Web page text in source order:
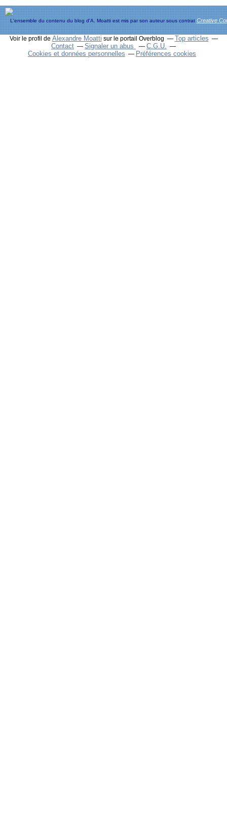
L'ensemble du contenu du blog d'A. Moatti est mis par son auteur sous contrat Creative
Voir le profil de Alexandre Moatti sur le portail Overblog
Top articles
Contact
Signaler un abus
C.G.U.
Cookies et données personnelles
Préférences cookies